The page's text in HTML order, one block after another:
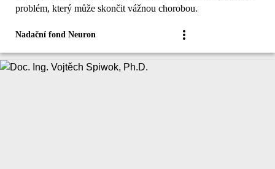
problém, který může skončit vážnou chorobou.
Nadační fond Neuron